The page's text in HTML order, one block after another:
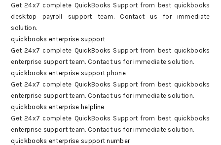
Get 24x7 complete QuickBooks Support from best quickbooks
desktop payroll support team. Contact us for immediate
solution.
quickbooks enterprise support
Get 24x7 complete QuickBooks Support from best quickbooks
enterprise support team. Contact us for immediate solution.
quickbooks enterprise support phone
Get 24x7 complete QuickBooks Support from best quickbooks
enterprise support team. Contact us for immediate solution.
quickbooks enterprise helpline
Get 24x7 complete QuickBooks Support from best quickbooks
enterprise support team. Contact us for immediate solution.
quickbooks enterprise support number